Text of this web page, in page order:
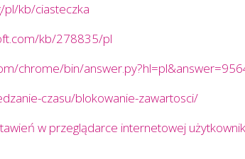
pl/kb/ciasteczka
kb/278835/pl
chrome/bin/
czasu/blokowanie-zawartosci/
w przeglądarce internetowej